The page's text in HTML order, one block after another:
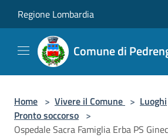
Regione Lombardia
Comune di
Home > Vivere il Comune > Luoghi
Pronto soccorso >
Ospedale Sacra Famiglia Erba PS